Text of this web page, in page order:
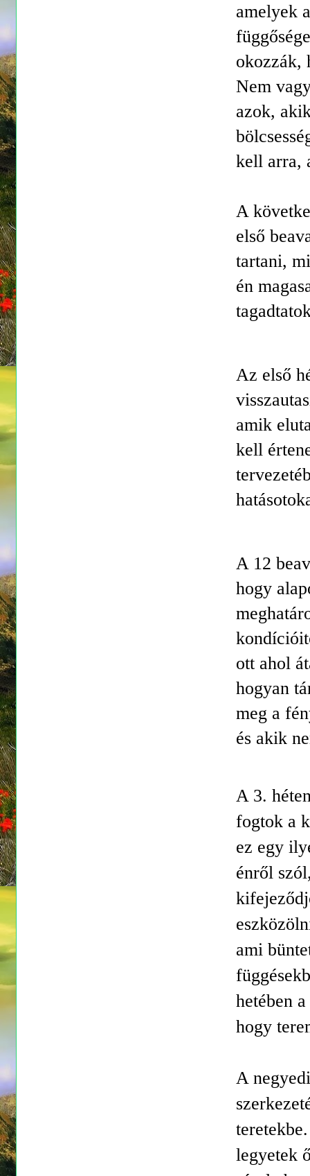
amelyek
okozzák,
Nem
azok,
kell arra,
A
első
tartani,
én
Az első
amik
kell
A 12
hogy
ott ahol
hogyan
meg a
és akik
A 3.
fogtok a
ez egy
énről
ami
hetében
hogy
A
legyetek